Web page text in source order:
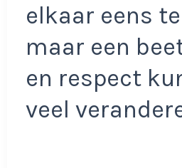
elkaar eens
maar een
en respect
veel